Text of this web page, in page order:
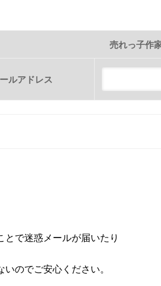
売れっ子作
ルアドレス
で迷惑メールが届いたり
いのでご安心ください。